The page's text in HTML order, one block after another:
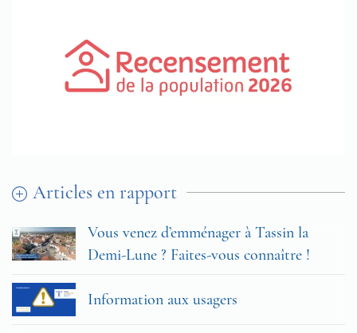
Articles en rapport
Vous venez d’emménager à Tassin la
Demi-Lune ? Faites-vous connaître !
Information aux usagers